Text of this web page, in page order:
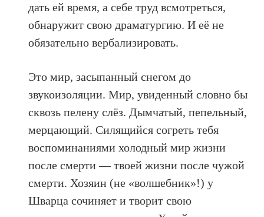
дать ей время, а себе труд всмотреться,
обнаружит свою драматургию. И её не
обязательно вербализировать.
Это мир, засыпанный снегом до
звукоизоляции. Мир, увиденный словно бы
сквозь пелену слёз. Дымчатый, пепельный,
мерцающий. Силящийся согреть тебя
воспоминаниями холодный мир жизни
после смерти — твоей жизни после чужой
смерти. Хозяин (не «волшебник»!) у
Шварца сочиняет и творит свою